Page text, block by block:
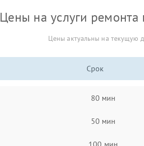
Цены на услуги ремонта
Цены актуальны на текущую
Срок
80 мин
50 мин
100 мин